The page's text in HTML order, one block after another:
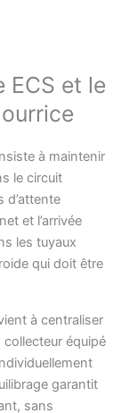
ECS et le
à maintenir
le circuit
d’attente
et l’arrivée
les tuyaux
qui doit être
à centraliser
collecteur équipé
garantit
sans